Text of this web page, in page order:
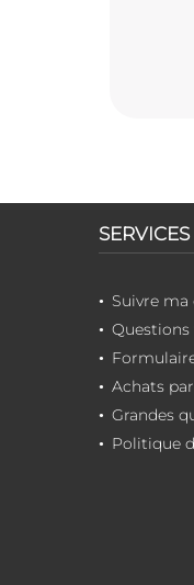
Suivre
Achats
Grandes
Politique